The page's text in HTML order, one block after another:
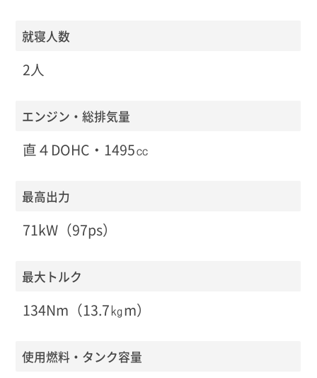
就寝人数
2人
エンジン・総排気量
直４DOHC・1495㏄
最高出力
71kW（97ps）
最大トルク
134Nm（13.7㎏m）
使用燃料・タンク容量